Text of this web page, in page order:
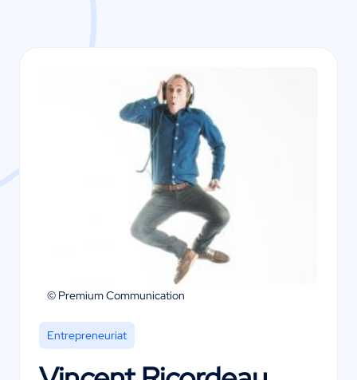
© Premium Communication
Entrepreneuriat